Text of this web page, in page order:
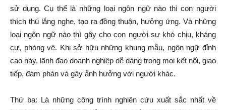
sử dụng. Cụ thể là những loại ngôn ngữ nào thì con người
thích thú lắng nghe, tạo ra đồng thuận, hưởng ứng. Và những
loại ngôn ngữ nào thì gây cho con người sự khó chịu, kháng
cự, phòng vệ. Khi sở hữu những khung mẫu, ngôn ngữ đỉnh
cao này, lãnh đạo doanh nghiệp dễ dàng trong mọi kết nối, giao
tiếp, đàm phán và gây ảnh hưởng với người khác.
Thứ ba: Là những công trình nghiên cứu xuất sắc nhất về